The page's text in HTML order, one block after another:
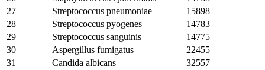
27
Streptococcus pneumoniae
15898
28
Streptococcus pyogenes
14783
29
Streptococcus sanguinis
14775
30
Aspergillus fumigatus
22455
31
Candida albicans
32557